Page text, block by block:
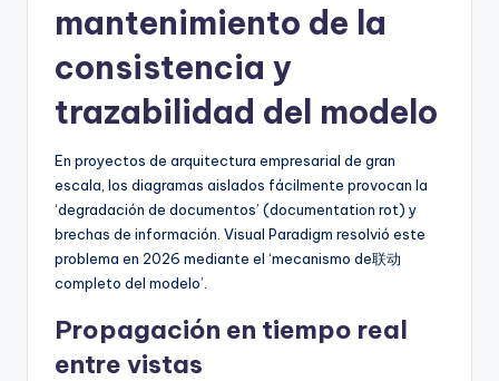
mantenimiento de la
consistencia y
trazabilidad del modelo
En proyectos de arquitectura empresarial de gran
escala, los diagramas aislados fácilmente provocan la
‘degradación de documentos’ (documentation rot) y
brechas de información. Visual Paradigm resolvió este
problema en 2026 mediante el ‘mecanismo de联动
completo del modelo’.
Propagación en tiempo real
entre vistas